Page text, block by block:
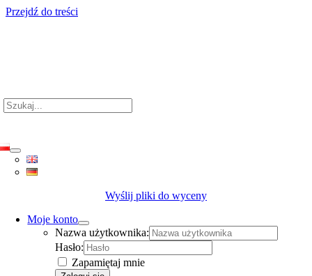
Przejdź do treści
Wyślij pliki do wyceny
Moje konto
Nazwa użytkownika:
Hasło:
Zapamiętaj mnie